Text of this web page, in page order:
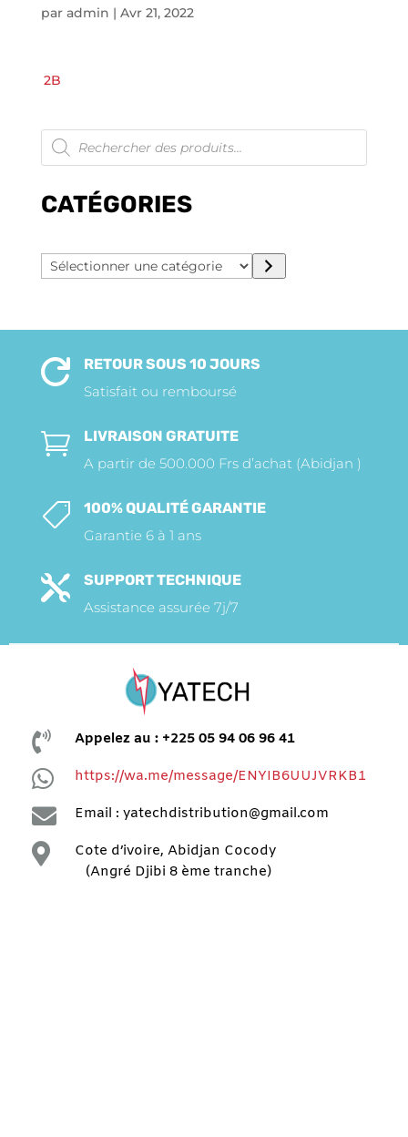
par admin | Avr 21, 2022
2B
Recherche
de
produits
CATÉGORIES
Sélectionner
une

RETOUR SOUS 10 JOURS
Satisfait ou remboursé

LIVRAISON GRATUITE
A partir de 500.000 Frs d’achat (Abidjan )

100% QUALITÉ GARANTIE
Garantie 6 à 1 ans

SUPPORT TECHNIQUE
Assistance assurée 7j/7
 Appelez au : +225 05 94 06 96 41
 https://wa.me/message/ENYIB6UUJVRKB1
 Email : yatechdistribution@gmail.com

Cote d’ivoire, Abidjan Cocody
(Angré Djibi 8 ème tranche)